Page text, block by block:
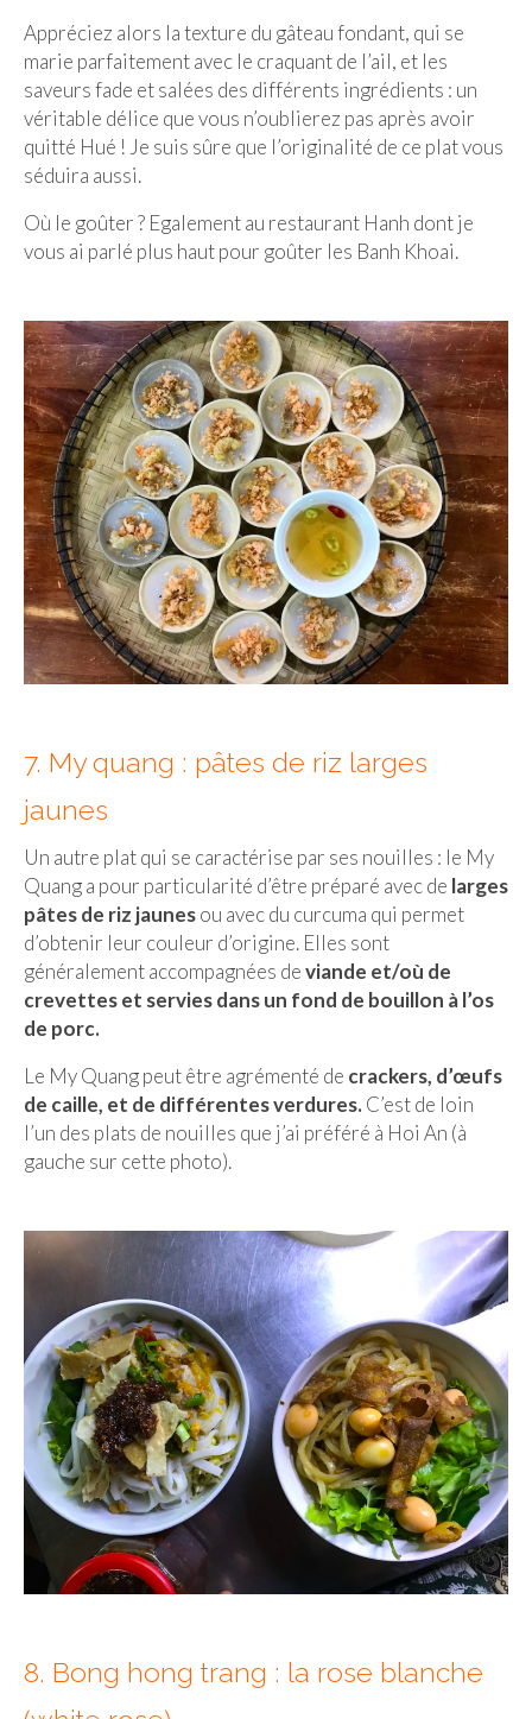
Appréciez alors la texture du gâteau fondant, qui se
marie parfaitement avec le craquant de l’ail, et les
saveurs fade et salées des différents ingrédients : un
véritable délice que vous n’oublierez pas après avoir
quitté Hué ! Je suis sûre que l’originalité de ce plat vous
séduira aussi.
Où le goûter ? Egalement au restaurant Hanh dont je
vous ai parlé plus haut pour goûter les Banh Khoai.
7. My quang : pâtes de riz larges
jaunes
Un autre plat qui se caractérise par ses nouilles : le My
Quang a pour particularité d’être préparé avec de larges
pâtes de riz jaunesou avec du curcuma qui permet
d’obtenir leur couleur d’origine. Elles sont
généralement accompagnées deviande et/où de
crevettes et servies dans un fond de bouillon à l’os
de porc.
Le My Quang peut être agrémenté de crackers, d’œufs
de caille, et de différentes verdures.C’est de loin
l’un des plats de nouilles que j’ai préféré à Hoi An (à
gauche sur cette photo).
8. Bong hong trang : la rose blanche